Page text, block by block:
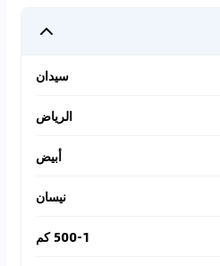
سيدان
الرياض
أبيض
نيسان
500-1 كم